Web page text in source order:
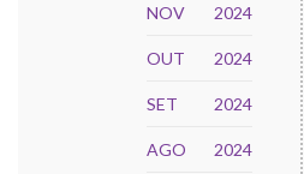
NOV 2024
OUT 2024
SET 2024
AGO 2024